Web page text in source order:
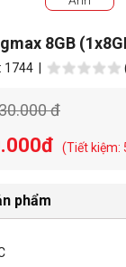
8GB
1744 |
đ
(Tiết kiệm:
phẩm